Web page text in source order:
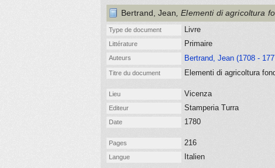
Bertrand, Jean , Elementi di agricoltura
Type de document Livre
Littérature Primaire
Auteurs Bertrand, Jean (1708 -
Titre du document Elementi di agricoltura
Lieu Vicenza
Editeur Stamperia Turra
Date 1780
Pages 216
Langue Italien